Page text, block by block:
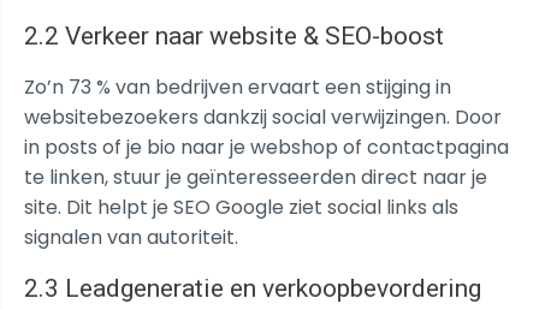
2.2 Verkeer naar website & SEO-boost
Zo’n 73 % van bedrijven ervaart een stijging in
websitebezoekers dankzij social verwijzingen. Door
in posts of je bio naar je webshop of contactpagina
te linken, stuur je geïnteresseerden direct naar je
site. Dit helpt je SEO Google ziet social links als
signalen van autoriteit.
2.3 Leadgeneratie en verkoopbevordering